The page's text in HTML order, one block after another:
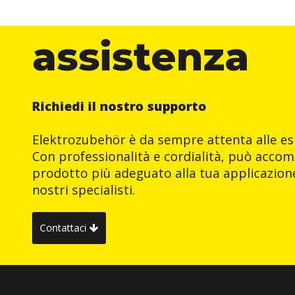
assistenza
Richiedi il nostro supporto
Elektrozubehör è da sempre attenta alle
Con professionalità e cordialità, può
prodotto più adeguato alla tua
nostri specialisti.
Contattaci